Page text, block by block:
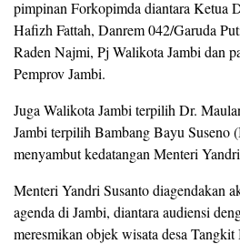
pimpinan Forkopimda diantara Ketua
Hafizh Fattah, Danrem 042/Garuda
Raden Najmi, Pj Walikota Jambi dan
Pemprov Jambi.
Juga Walikota Jambi terpilih Dr.
Jambi terpilih Bambang Bayu Suseno
menyambut kedatangan Menteri
Menteri Yandri Susanto diagendakan
agenda di Jambi, diantara audiensi
meresmikan objek wisata desa